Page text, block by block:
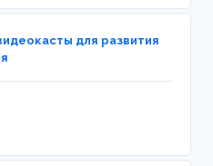
для развития